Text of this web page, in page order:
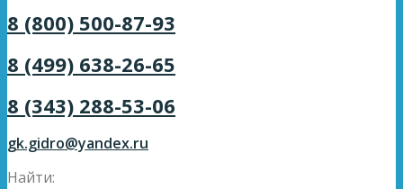
8 (800) 500-87-93
8 (499) 638-26-65
8 (343) 288-53-06
gk.gidro@yandex.ru
Найти: